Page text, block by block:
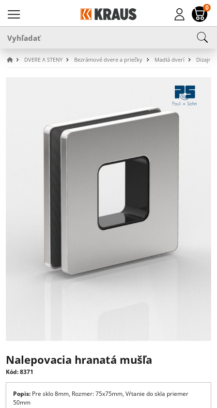
0
DVERE A STENY Bezrámové dvere a priečky Madlá dverí
Nalepovacia hranatá mušľa